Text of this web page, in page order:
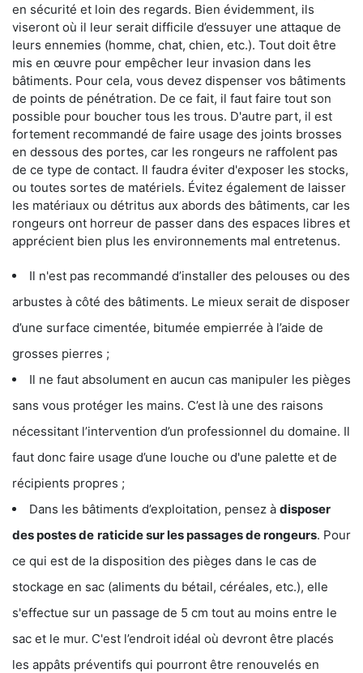
en sécurité et loin des regards. Bien évidemment, ils
viseront où il leur serait difficile d’essuyer une attaque de
leurs ennemies (homme, chat, chien, etc.). Tout doit être
mis en œuvre pour empêcher leur invasion dans les
bâtiments. Pour cela, vous devez dispenser vos bâtiments
de points de pénétration. De ce fait, il faut faire tout son
possible pour boucher tous les trous. D'autre part, il est
fortement recommandé de faire usage des joints brosses
en dessous des portes, car les rongeurs ne raffolent pas
de ce type de contact. Il faudra éviter d'exposer les stocks,
ou toutes sortes de matériels. Évitez également de laisser
les matériaux ou détritus aux abords des bâtiments, car les
rongeurs ont horreur de passer dans des espaces libres et
apprécient bien plus les environnements mal entretenus.
Il n'est pas recommandé d’installer des pelouses ou des
arbustes à côté des bâtiments. Le mieux serait de disposer
d’une surface cimentée, bitumée empierrée à l’aide de
grosses pierres ;
Il ne faut absolument en aucun cas manipuler les pièges
sans vous protéger les mains. C’est là une des raisons
nécessitant l’intervention d’un professionnel du domaine. Il
faut donc faire usage d’une louche ou d'une palette et de
récipients propres ;
Dans les bâtiments d’exploitation, pensez à disposer
des postes de raticide sur les passages de rongeurs. Pour
ce qui est de la disposition des pièges dans le cas de
stockage en sac (aliments du bétail, céréales, etc.), elle
s'effectue sur un passage de 5 cm tout au moins entre le
sac et le mur. C'est l’endroit idéal où devront être placés
les appâts préventifs qui pourront être renouvelés en